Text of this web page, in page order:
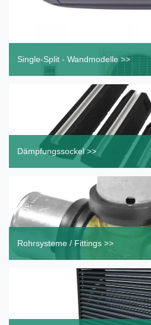
Single-Split - Wandmodelle >>
Dämpfungssockel >>
Rohrsysteme / Fittings >>